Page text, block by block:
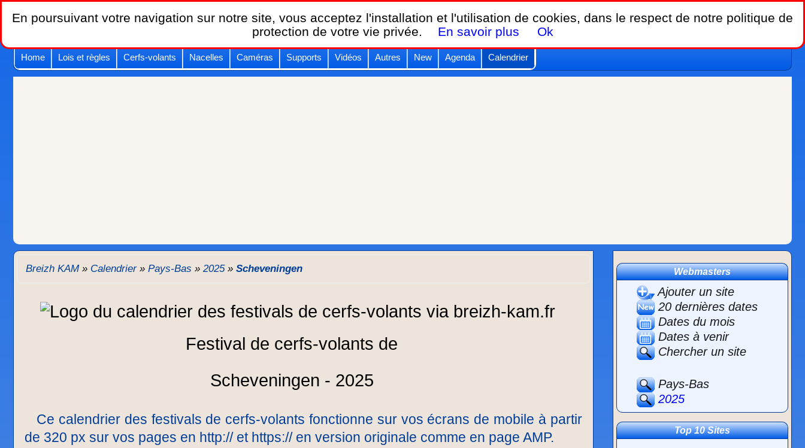
Breizh KAM,
le calendrier des festivals de cerfs-volants.
Home Lois et règles Cerfs-volants Nacelles Caméras Supports Vidéos Autres New Agenda Calendrier
Breizh KAM » Calendrier » Pays-Bas » 2025 » Scheveningen
Festival de cerfs-volants de
Scheveningen - 2025
Ce calendrier des festivals de cerfs-volants fonctionne sur vos écrans de mobile à partir
de 320 px sur vos pages en http:// et https:// en version originale comme en page AMP.
Webmasters
Ajouter un site
20 dernières dates
Dates du mois
Dates à venir
Chercher un site
Pays-Bas
2025
Top 10 Sites
En poursuivant votre navigation sur notre site, vous acceptez l'installation et l'utilisation de cookies, dans le respect de notre politique de
protection de votre vie privée.
En savoir plus Ok